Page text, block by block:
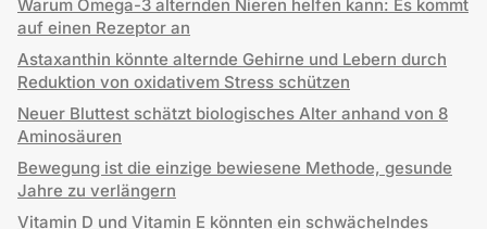
Warum Omega-3 alternden Nieren helfen kann: Es kommt
auf einen Rezeptor an
Astaxanthin könnte alternde Gehirne und Lebern durch
Reduktion von oxidativem Stress schützen
Neuer Bluttest schätzt biologisches Alter anhand von 8
Aminosäuren
Bewegung ist die einzige bewiesene Methode, gesunde
Jahre zu verlängern
Vitamin D und Vitamin E könnten ein schwächelndes